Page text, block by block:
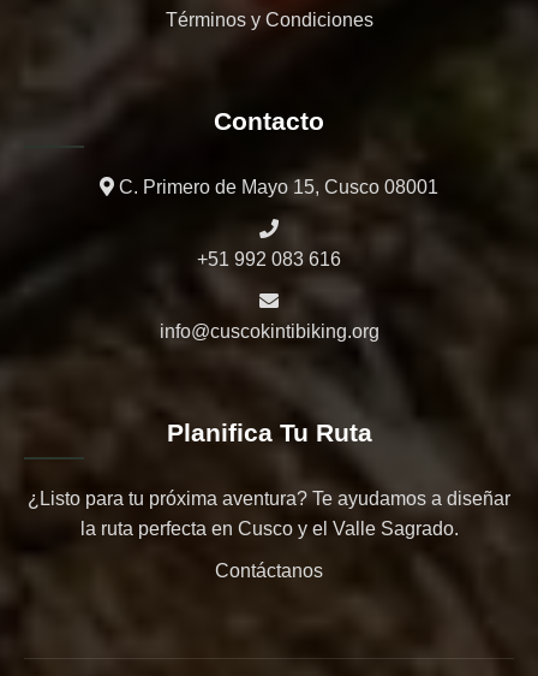
Términos y Condiciones
Contacto
C. Primero de Mayo 15, Cusco 08001
+51 992 083 616
info@cuscokintibiking.org
Planifica Tu Ruta
¿Listo para tu próxima aventura? Te ayudamos a diseñar
la ruta perfecta en Cusco y el Valle Sagrado.
Contáctanos